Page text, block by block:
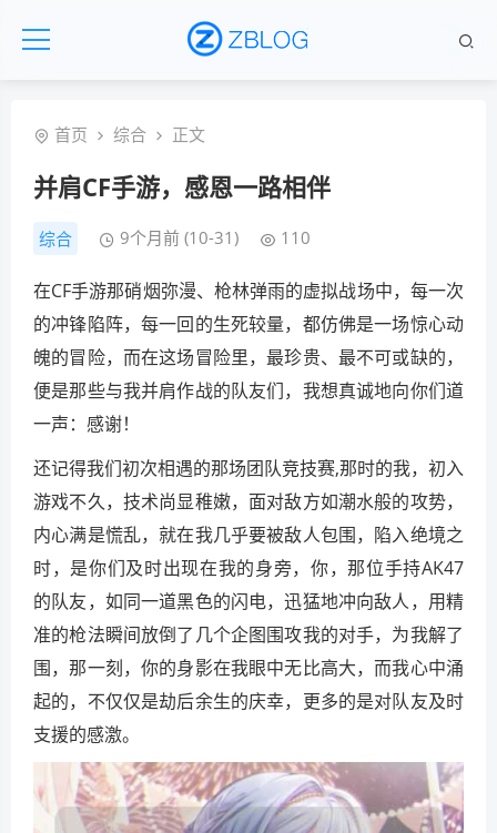
首页 综合 正文
并肩CF手游，感恩一路相伴
综合 9个月前 (10-31) 110
在CF手游那硝烟弥漫、枪林弹雨的虚拟战场中，每一次
的冲锋陷阵，每一回的生死较量，都仿佛是一场惊心动
魄的冒险，而在这场冒险里，最珍贵、最不可或缺的，
便是那些与我并肩作战的队友们，我想真诚地向你们道
一声：感谢！
还记得我们初次相遇的那场团队竞技赛,那时的我，初入
游戏不久，技术尚显稚嫩，面对敌方如潮水般的攻势，
内心满是慌乱，就在我几乎要被敌人包围，陷入绝境之
时，是你们及时出现在我的身旁，你，那位手持AK47
的队友，如同一道黑色的闪电，迅猛地冲向敌人，用精
准的枪法瞬间放倒了几个企图围攻我的对手，为我解了
围，那一刻，你的身影在我眼中无比高大，而我心中涌
起的，不仅仅是劫后余生的庆幸，更多的是对队友及时
支援的感激。